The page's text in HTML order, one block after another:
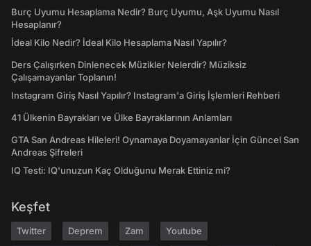
Burç Uyumu Hesaplama Nedir? Burç Uyumu, Aşk Uyumu Nasıl
Hesaplanır?
İdeal Kilo Nedir? İdeal Kilo Hesaplama Nasıl Yapılır?
Ders Çalışırken Dinlenecek Müzikler Nelerdir? Müziksiz
Çalışamayanlar Toplanın!
Instagram Giriş Nasıl Yapılır? Instagram'a Giriş İşlemleri Rehberi
41 Ülkenin Bayrakları ve Ülke Bayraklarının Anlamları
GTA San Andreas Hileleri! Oynamaya Doyamayanlar İçin Güncel San
Andreas Şifreleri
IQ Testi: IQ'unuzun Kaç Olduğunu Merak Ettiniz mi?
Keşfet
Twitter Deprem Zam Youtube